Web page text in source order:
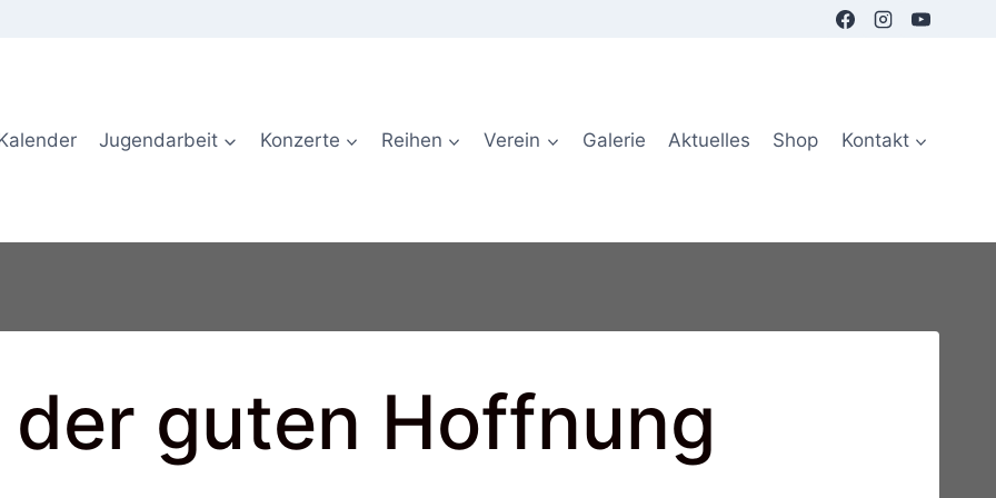
Jugendarbeit Konzerte Reihen Verein Galerie Aktuelles Shop Kontakt
der guten Hoffnung